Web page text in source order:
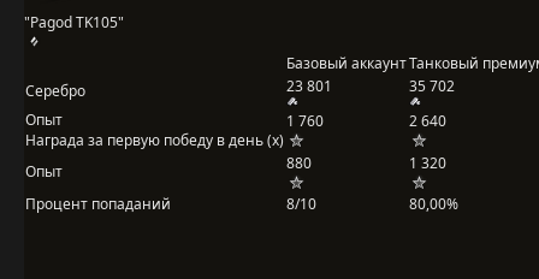
"Pagod TK105"
Базовый аккаунтТанковый
Серебро
23 801
35 702
Опыт
Награда за первую победу в день (x)
1 760 2 640
Опыт 880
1 320
Процент попаданий
8/10 80,00%